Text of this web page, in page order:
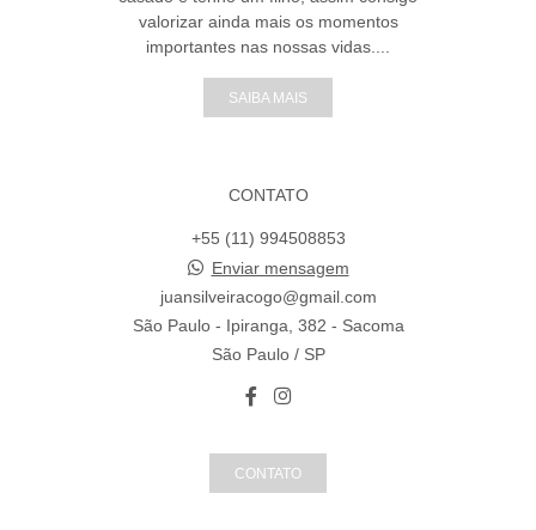
valorizar ainda mais os momentos
importantes nas nossas vidas....
SAIBA MAIS
CONTATO
+55 (11) 994508853
Enviar mensagem
juansilveiracogo@gmail.com
São Paulo - Ipiranga, 382 - Sacoma
São Paulo / SP
CONTATO